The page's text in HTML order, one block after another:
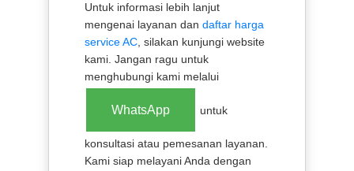
Untuk informasi lebih lanjut
mengenai layanan dan daftar harga
service AC, silakan kunjungi website
kami. Jangan ragu untuk
menghubungi kami melalui
WhatsApp untuk
konsultasi atau pemesanan layanan.
Kami siap melayani Anda dengan